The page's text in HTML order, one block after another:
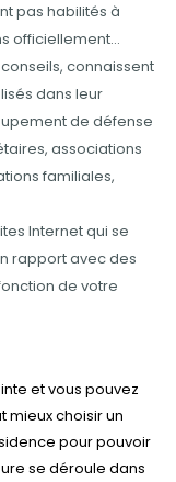
pas habilités à
officiellement…
connaissent
dans leur
de défense
associations
familiales,
Internet qui se
rapport avec des
de votre
et vous pouvez
mieux choisir un
pour pouvoir
se déroule dans